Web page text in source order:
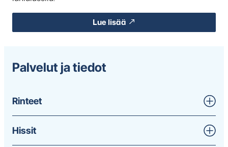
Lue lisää
Palvelut ja tiedot
Rinteet
Hissit